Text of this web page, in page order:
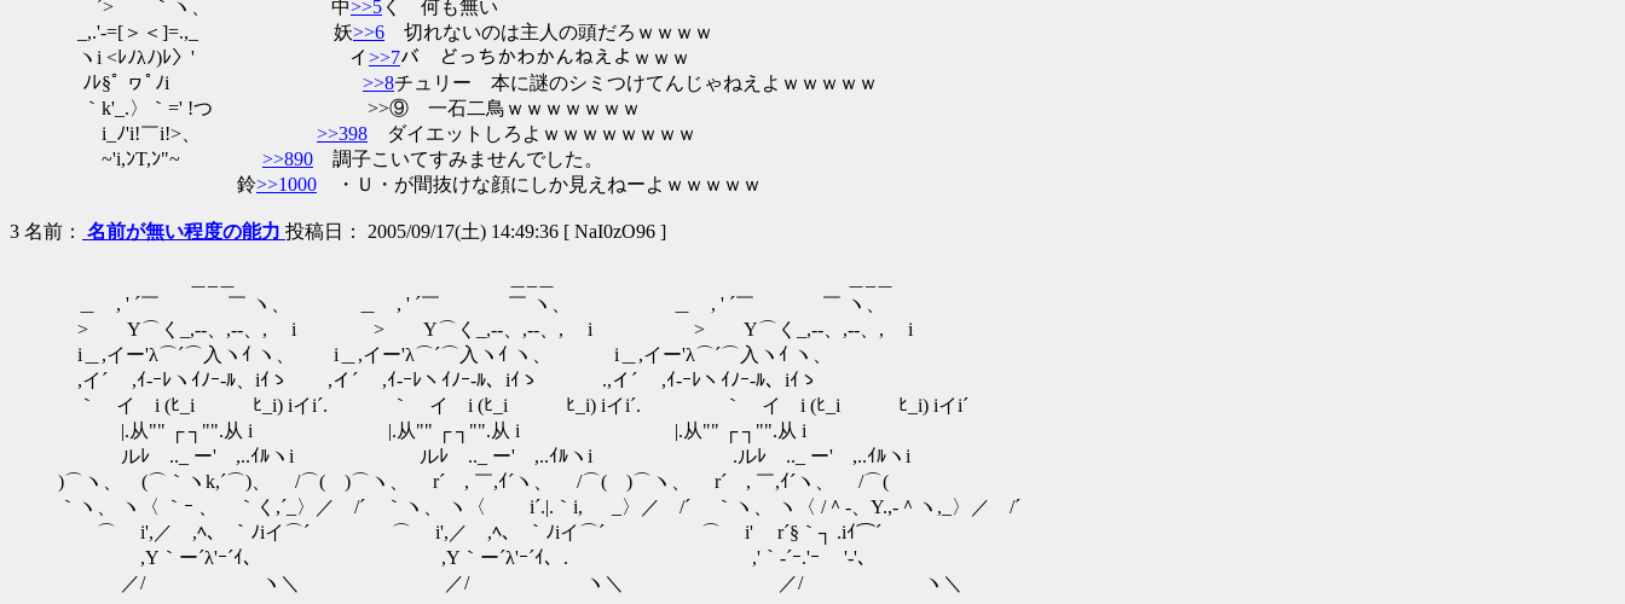
´> ｀ヽ、 中>>5 く 何も無い
_,.'-=[＞＜]=.,_ 妖>>6 切れないのは主人の頭だろｗｗｗｗ
ヽi <ﾚﾉλﾉ)ﾚ〉' イ >>7バ どっちかわかんねえよｗｗｗ
ﾉﾚ§ﾟ ヮﾟﾉiゝ >>8チュリー 本に謎のシミつけてんじゃねえよｗｗｗｗｗ
｀k'_.〉｀=' !つ >>⑨ 一石二鳥ｗｗｗｗｗｗｗ
i_ﾉ'i!￣i!>、 >>398 ダイエットしろよｗｗｗｗｗｗｗｗ
~'i,ﾝT,ﾝ"~ >>890 調子こいてすみませんでした。
鈴>>1000 ・Ｕ・が間抜けな顔にしか見えねーよｗｗｗｗｗ
3 名前： 名前が無い程度の能力 投稿日： 2005/09/17(土) 14:49:36 [ NaI0zO96 ]
＿ , ' ´￣ ￣ ヽ、 ＿ , ' ´￣ ￣ ヽ、 ＿ , ' ´￣ ￣ ヽ、
> ゝY⌒く_,--、,--、, i > ゝY⌒く_,--、,--、, i > ゝY⌒く_,--、,--、, i
i＿,イー'λ⌒´⌒入ヽｲ ヽ、 i＿,イー'λ⌒´⌒入ヽｲ ヽ、 i＿,イー'λ⌒´⌒入ヽｲ ヽ、
,イ´ ,ｲ-ｰﾚヽｲﾉｰ-ﾙ、iｲゝ ,イ´ ,ｲ-ｰﾚヽｲﾉｰ-ﾙ、iｲゝ .,イ´ ,ｲ-ｰﾚヽｲﾉｰ-ﾙ、iｲゝ
｀ゝイ i (ﾋ_i ﾋ_i) iイi´. ｀ゝイ i (ﾋ_i ﾋ_i) iイi´. ｀ゝイ i (ﾋ_i ﾋ_i) iイi´
|.从"" ┌ ┐"".从 i |.从"" ┌ ┐"".从 i |.从"" ┌ ┐"".从 i
ルﾚゝ.._ ー' ,..ｲﾙヽi ルﾚゝ.._ ー' ,..ｲﾙヽi .ルﾚゝ.._ ー' ,..ｲﾙヽi
)⌒ヽ、 (⌒｀ヽk,´⌒)、 /⌒( )⌒ヽ、 r´ゝ, ￣,ｲ´ヽ、 /⌒( )⌒ヽ、 r´ゝ, ￣,ｲ´ヽ、 /⌒(
｀ヽ、 ヽ〈 ｀ｰ 、 ｀く,´_〉／ /´ ｀ヽ、 ヽ〈 i´.|.｀i, _〉／ /´ ｀ヽ、 ヽ〈 /＾-、Y.,-＾ヽ,_〉／ /´
⌒ゝ i',／ ,ﾍ、 ｀ﾉiイ⌒´ ⌒ゝ i',／ ,ﾍ、 ｀ﾉiイ⌒´ ⌒ゝ i' r´§｀┐ .iｲ⌒´
,Y｀ー´λ'ｰ´ｲ、 ,Y｀ー´λ'ｰ´ｲ、. ,'｀-´ｰ.'ｰ '-'、
／/ ヽ＼ ／/ ヽ＼ ／/ ヽ＼